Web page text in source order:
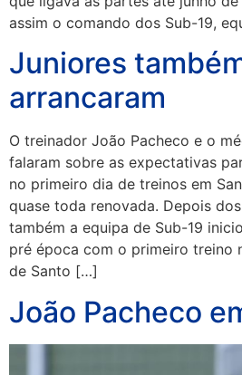
assim o comando dos Sub-19,
Juniores
arrancaram
O treinador João Pacheco e o
falaram sobre as expectativas
no primeiro dia de treinos em
quase toda renovada. Depois
também a equipa de Sub-19
pré época com o primeiro treino
de Santo […]
João Pacheco